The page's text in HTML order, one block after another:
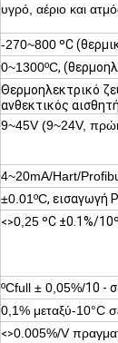
υγρό, αέριο και
-270~800ºC
0~1300ºC,
Θερμοηλεκτρικό
ανθεκτικός
9~45V (9~24V,
4~20mA/Hart/
±0.01ºC, εισαγωγή
<>0,25ºC ±0.1%/
ºCfull ± 0,05%/10 -
0,1% μεταξύ-10°C
<>0.005%/V